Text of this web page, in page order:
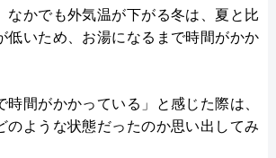
なかでも外気温が下がる冬は、夏と比
低いため、お湯になるまで時間がかか
時間がかかっている」と感じた際は、
のような状態だったのか思い出してみ